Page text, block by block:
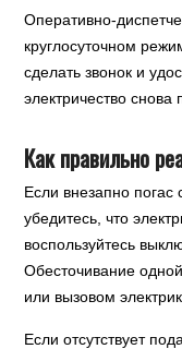
Оперативно-
круглосуточном
сделать звонок и
электричество снова
Как правильно
Если внезапно погас
убедитесь, что
воспользуйтесь
Обесточивание
или вызовом
Если отсутствует